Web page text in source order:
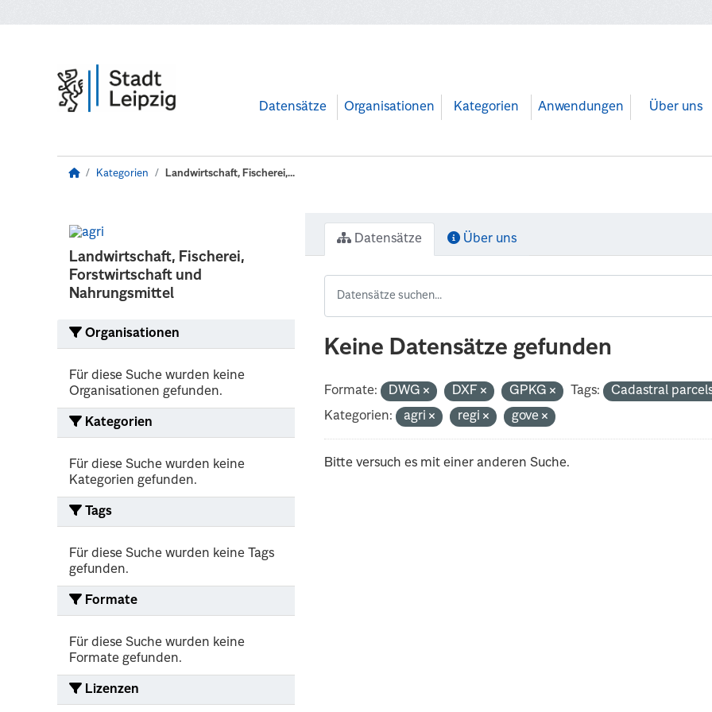
Datensätze Organisationen Kategorien Anwendungen Über uns
Kategorien Landwirtschaft, Fischerei,...
Landwirtschaft, Fischerei,
Forstwirtschaft und
Nahrungsmittel
Organisationen
Für diese Suche wurden keine
Organisationen gefunden.
Kategorien
Für diese Suche wurden keine
Kategorien gefunden.
Tags
Für diese Suche wurden keine Tags
gefunden.
Formate
Für diese Suche wurden keine
Formate gefunden.
Lizenzen
Datensätze Über uns
Keine Datensätze gefunden
Formate: DWG DXF GPKG Tags:
Cadastral
Kategorien:
agri regi gove
Bitte versuch es mit einer anderen Suche.